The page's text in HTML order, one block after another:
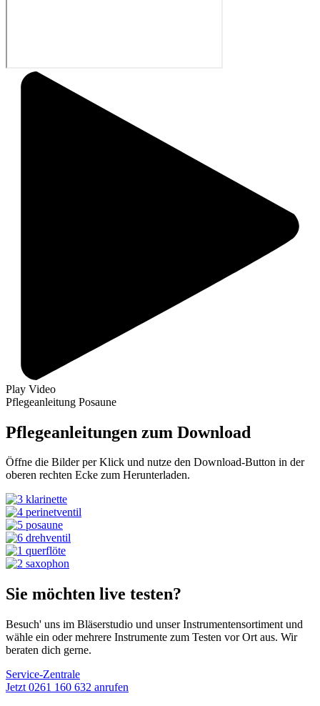
Play Video
Pflegeanleitung Posaune
Pflegeanleitungen zum Download
Öffne die Bilder per Klick und nutze den Download-Button in der
oberen rechten Ecke zum Herunterladen.
Sie möchten live testen?
Besuch' uns im Bläserstudio und unser Instrumentensortiment und
wähle ein oder mehrere Instrumente zum Testen vor Ort aus. Wir
beraten dich gerne.
Service-Zentrale
Jetzt 0261 160 632 anrufen